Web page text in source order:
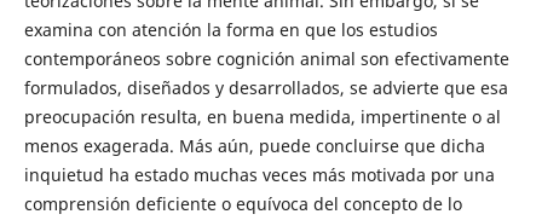
examina con atención la forma en que los estudios
contemporáneos sobre cognición animal son efectivamente
formulados, diseñados y desarrollados, se advierte que esa
preocupación resulta, en buena medida, impertinente o al
menos exagerada. Más aún, puede concluirse que dicha
inquietud ha estado muchas veces más motivada por una
comprensión deficiente o equívoca del concepto de lo